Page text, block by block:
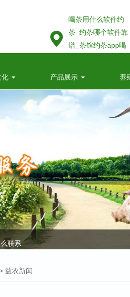
喝茶用什么软件约
茶_约茶哪个软件靠
谱_茶馆约茶app喝
化 产品展示 养
时怎么去找寻找附近的人附近有美女吗-百
乡、服务塘头”技术推广会——洪湖站
台联系方式
联系
怎么找服务_100块钱上门4小时特殊什
益农新闻